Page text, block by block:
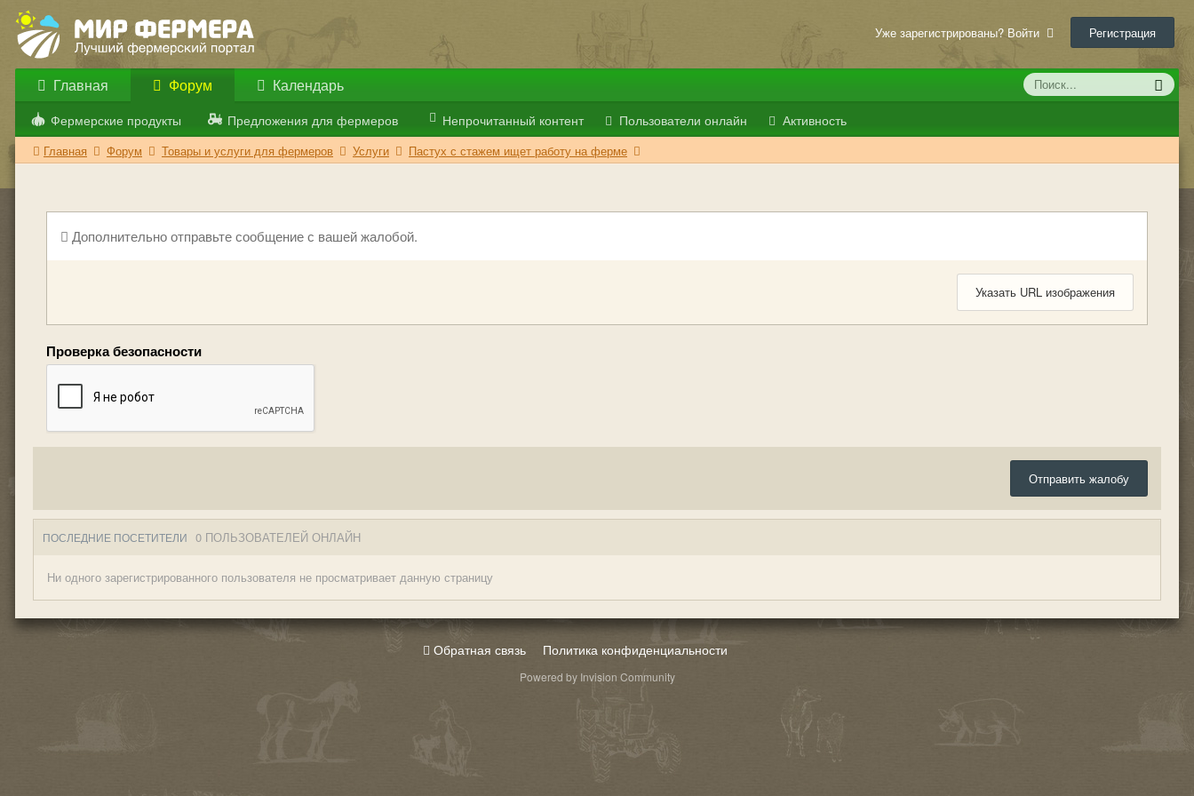
Уже зарегистрированы? Войти Регистрация
Главная Форум
Фермерские продукты Предложения для фермеров Непрочитанный контент Пользователи онлайн Активность
Календарь
Главная Форум Товары и услуги для фермеров Услуги Пастух с стажем ищет работу на ферме
Дополнительно отправьте сообщение с вашей жалобой.
Указать URL изображения
Проверка безопасности
Отправить жалобу
ПОСЛЕДНИЕ ПОСЕТИТЕЛИ 0 ПОЛЬЗОВАТЕЛЕЙ ОНЛАЙН
Ни одного зарегистрированного пользователя не просматривает данную страницу
Обратная связь Политика конфиденциальности
Powered by Invision Community